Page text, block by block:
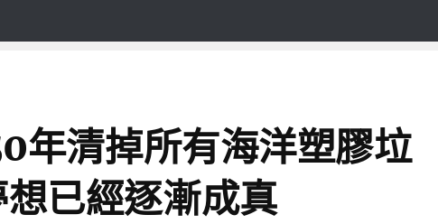
年清掉所有海洋塑膠垃
已經逐漸成真